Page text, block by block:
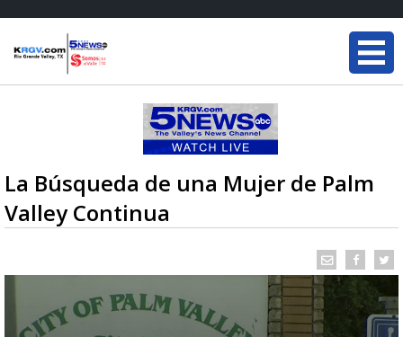
La Búsqueda de una Mujer de Palm
Valley Continua